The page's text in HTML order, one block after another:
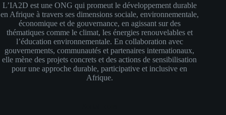
L’IA2D est une ONG qui promeut le développement durable
en Afrique à travers ses dimensions sociale, environnementale,
économique et de gouvernance, en agissant sur des
thématiques comme le climat, les énergies renouvelables et
l’éducation environnementale. En collaboration avec
gouvernements, communautés et partenaires internationaux,
elle mène des projets concrets et des actions de sensibilisation
pour une approche durable, participative et inclusive en
Afrique.